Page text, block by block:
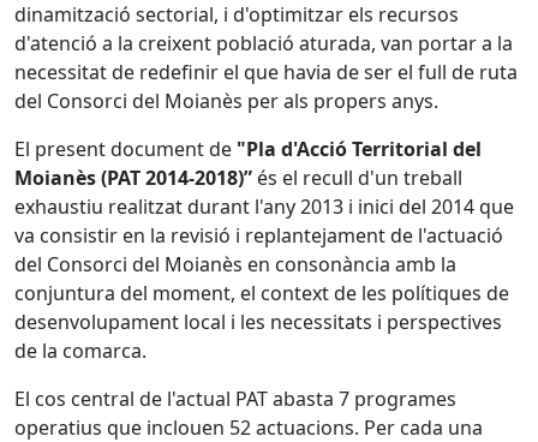
dinamització sectorial, i d'optimitzar els recursos
d'atenció a la creixent població aturada, van portar a la
necessitat de redefinir el que havia de ser el full de ruta
del Consorci del Moianès per als propers anys.
El present document de "Pla d'Acció Territorial del
Moianès (PAT 2014-2018)” és el recull d'un treball
exhaustiu realitzat durant l'any 2013 i inici del 2014 que
va consistir en la revisió i replantejament de l'actuació
del Consorci del Moianès en consonància amb la
conjuntura del moment, el context de les polítiques de
desenvolupament local i les necessitats i perspectives
de la comarca.
El cos central de l'actual PAT abasta 7 programes
operatius que inclouen 52 actuacions. Per cada una